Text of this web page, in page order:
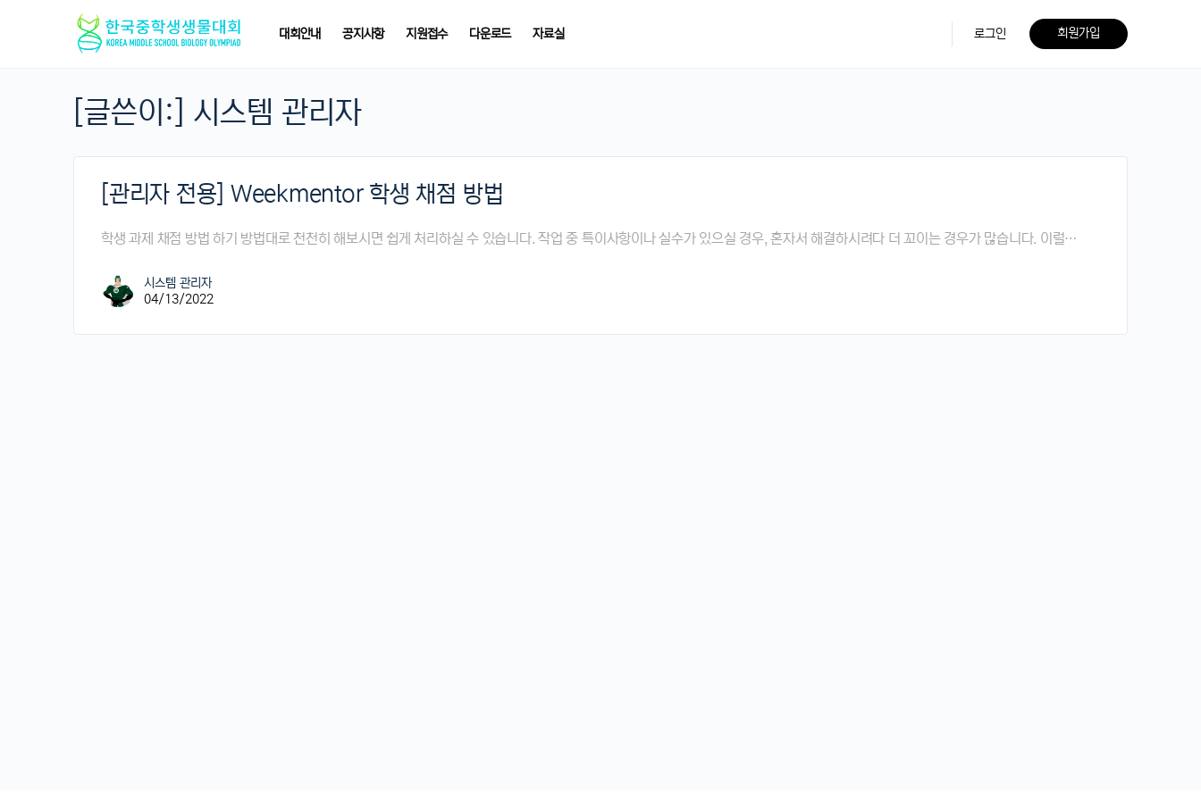
대회안내 공지사항 지원접수 다운로드 자료실 로그인 회원가입
[글쓴이:] 시스템 관리자
[관리자 전용] Weekmentor 학생 채점 방법
학생 과제 채점 방법 하기 방법대로 천천히 해보시면 쉽게 처리하실 수 있습니다. 작업 중 특이사항이나 실수가 있으실 경우, 혼자서 해결하시려다 더 꼬이는 경우가 많습니다. 이럴…
시스템 관리자
04/13/2022